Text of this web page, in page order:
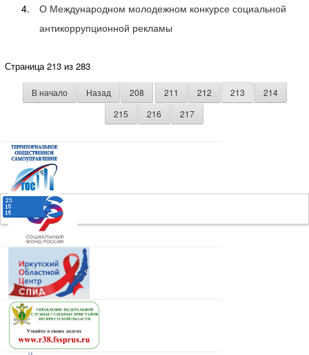
О Международном молодежном конкурсе социальной
антикоррупционной рекламы
Страница 213 из 283
В начало Назад 208 211 212 213
214
215
216 217